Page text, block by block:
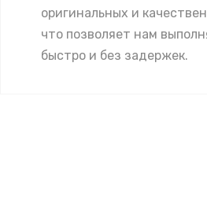
оригинальных и
что позволяет нам
быстро и без задержек.